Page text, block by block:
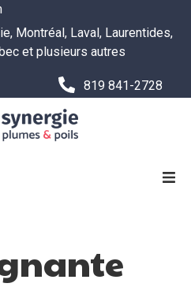
Montréal, Laval, Laurentides,
et plusieurs autres
819 841-2728